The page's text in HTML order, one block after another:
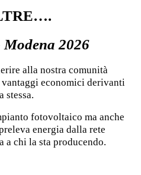
2026
alla nostra comunità
economici derivanti
stessa.
fotovoltaico ma anche
energia dalla rete
a chi la sta producendo.